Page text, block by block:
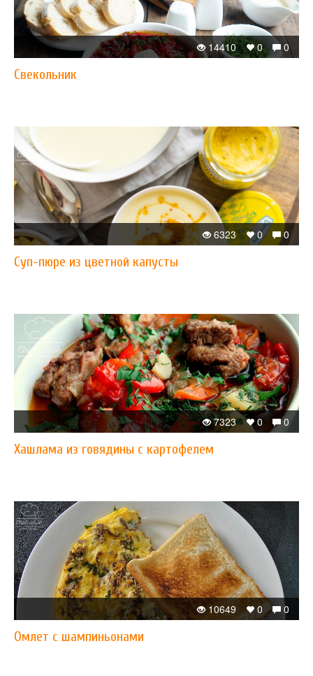
0
0
14410
Свекольник
0
0
6323
Суп-пюре из цветной капусты
0
0
7323
Хашлама из говядины с картофелем
0
0
10649
Омлет с шампиньонами